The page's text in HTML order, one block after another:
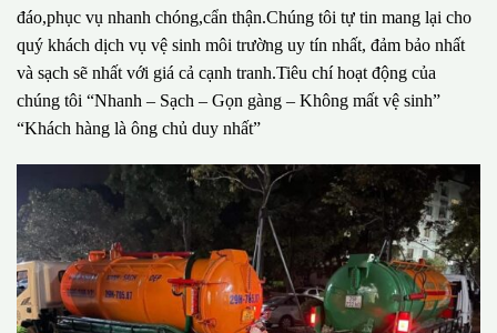
đáo,phục vụ nhanh chóng,cẩn thận.Chúng tôi tự tin mang lại cho
quý khách dịch vụ vệ sinh môi trường uy tín nhất, đảm bảo nhất
và sạch sẽ nhất với giá cả cạnh tranh.Tiêu chí hoạt động của
chúng tôi “Nhanh – Sạch – Gọn gàng – Không mất vệ sinh”
“Khách hàng là ông chủ duy nhất”